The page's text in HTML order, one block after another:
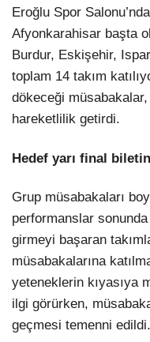
Eroğlu Spor
Afyonkarahisar başta
Burdur, Eskişehir,
toplam 14 takım
dökeceği
hareketlilik getirdi.
Hedef yarı final
Grup müsabakaları
performanslar
girmeyi başaran
müsabakalarına
yeteneklerin kıyasıya
ilgi görürken,
geçmesi temenni edildi.